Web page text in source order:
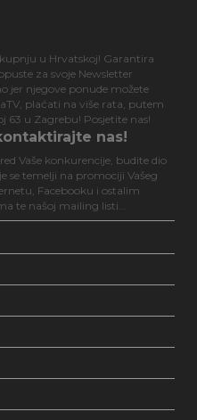
u Hrvatskoj! Garantira
za svoje Newsletter
jer njegove ponude možete
plaćati na više rata, putem
63 u Zagrebu! Posjetite nas!
nas!
Vaše konkurencije, budite dio
se temelji na promociji Vašeg
Facebooku i ostalim
te našoj mailing listi...